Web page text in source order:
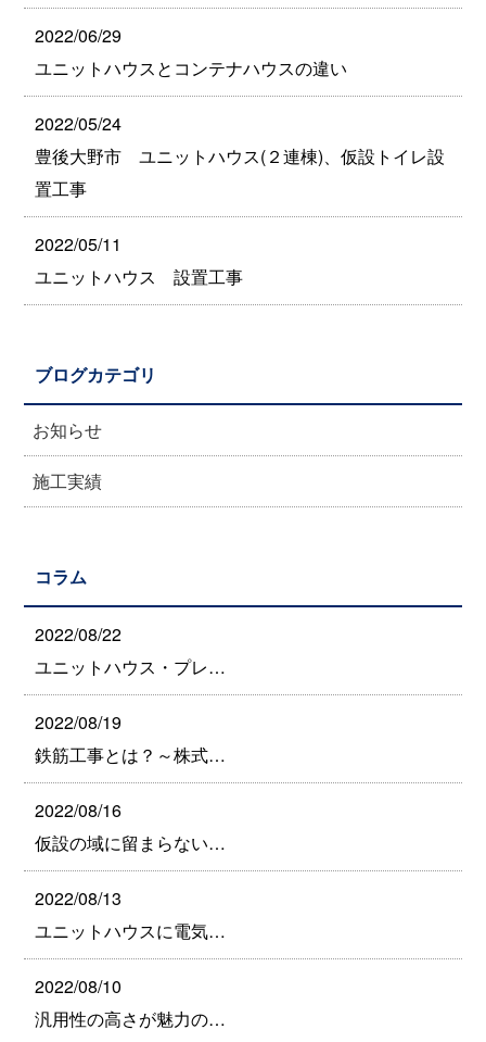
2022/06/29
ユニットハウスとコンテナハウスの違い
2022/05/24
豊後大野市 ユニットハウス(２連棟)、仮設トイレ設
置工事
2022/05/11
ユニットハウス 設置工事
ブログカテゴリ
お知らせ
施工実績
コラム
2022/08/22
ユニットハウス・プレ…
2022/08/19
鉄筋工事とは？～株式…
2022/08/16
仮設の域に留まらない…
2022/08/13
ユニットハウスに電気…
2022/08/10
汎用性の高さが魅力の…